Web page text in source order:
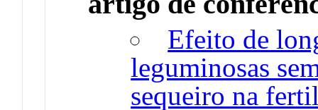
Efeito de
leguminosas
sequeiro na